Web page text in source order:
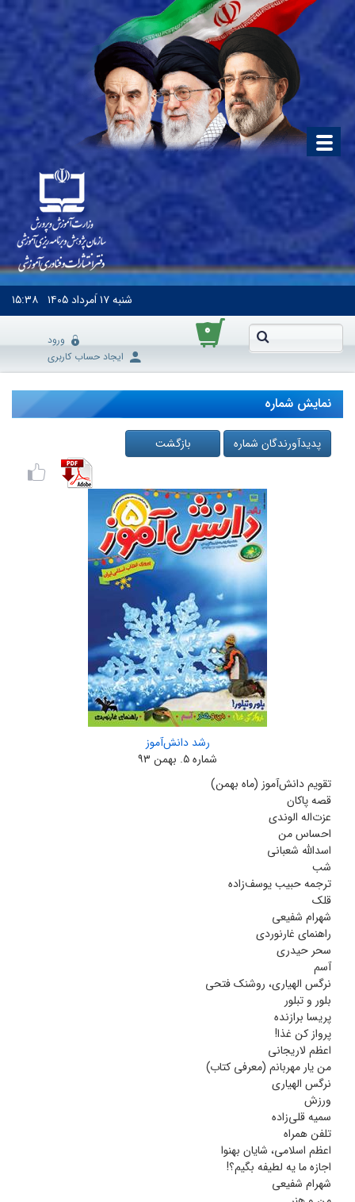
شنبه۱۷ اَمرداد ۱۴۰۵ ۱۵:۳۸
۰
ورود
ایجاد حساب کاربری
نمایش شماره
پدیدآورندگان شماره بازگشت
رشد دانش‌آموز
شماره ۵. بهمن ۹۳
تقویم دانش‌آموز (ماه بهمن)
قصه پاکان
عزت‌اله الوندی
احساس من
اسدالله شعبانی
شب
ترجمه حبیب یوسف‌زاده
قلک
شهرام شفیعی
راهنمای غارنوردی
سحر حیدری
آسم
نرگس الهیاری، روشنک فتحی
بلور و تبلور
پریسا برازنده
پرواز کن غذا!
اعظم لاریجانی
من یار مهربانم (معرفی کتاب)
نرگس الهیاری
ورزش
سمیه قلی‌زاده
تلفن همراه
اعظم اسلامی، شایان بهنوا
اجازه ما یه لطیفه بگیم؟!
شهرام شفیعی